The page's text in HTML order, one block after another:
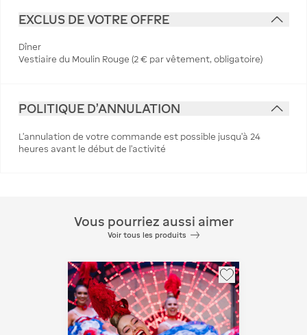
EXCLUS DE VOTRE OFFRE
Dîner
Vestiaire du Moulin Rouge (2 € par vêtement, obligatoire)
POLITIQUE D'ANNULATION
L’annulation de votre commande est possible jusqu’à 24
heures avant le début de l’activité
Vous pourriez aussi aimer
Voir tous les produits